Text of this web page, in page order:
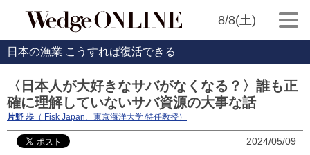
8/8(土)
日本の漁業 こうすれば復活できる
〈日本人が大好きなサバがなくなる？〉誰も正
確に理解していないサバ資源の大事な話
片野 歩 （ Fisk Japan、東京海洋大学 特任教授）
2024/05/09